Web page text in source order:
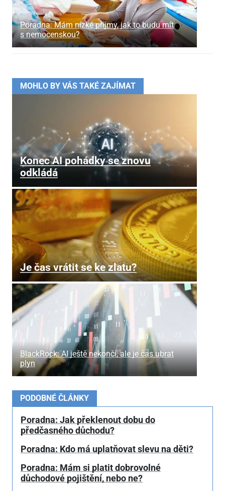
Poradna: Mám nízké příjmy, jak to budu mít
s nemocenskou?
MOHLO BY VÁS TAKÉ ZAJÍMAT
Konec AI pohádky se znovu
odkládá
Je čas vrátit se ke zlatu?
BlackRock: AI ještě nekončí, ale je čas ubrat
plyn
PODOBNÉ ČLÁNKY
Poradna: Jak překlenout dobu do
předčasného důchodu?
Poradna: Kdo má uplatňovat slevu na děti?
Poradna: Mám si platit dobrovolné
důchodové pojištění, nebo ne?